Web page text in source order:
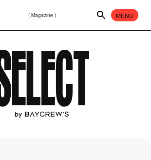
ABOUT
FASHION
( Magazine ) MENU